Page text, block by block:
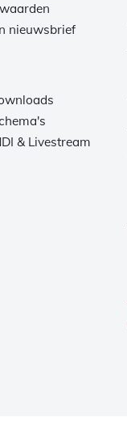
nieuwsbrief
& Livestream